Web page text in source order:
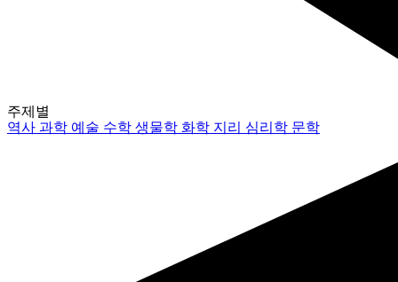
주제별
역사과학 예술 수학생물학 화학 지리 심리학 문학